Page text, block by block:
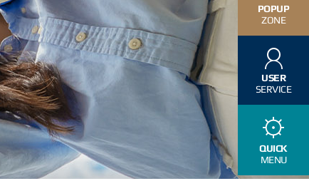
POPUP
ZONE
USER
SERVICE
QUICK
MENU